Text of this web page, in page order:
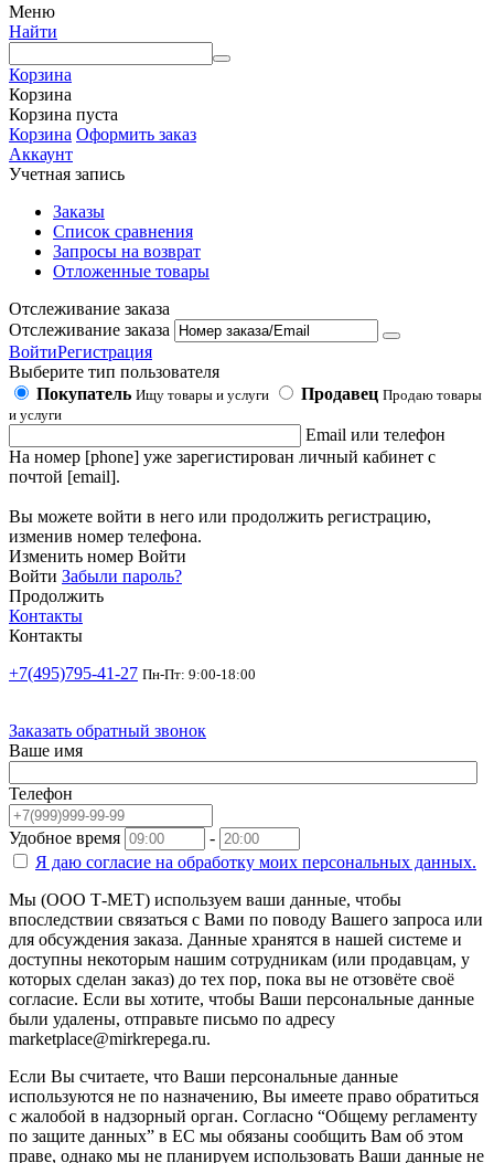
Меню
Найти
Корзина
Корзина
Корзина пуста
Корзина Оформить заказ
Аккаунт
Учетная запись
Заказы
Список сравнения
Запросы на возврат
Отложенные товары
Отслеживание заказа
Отслеживание заказа
ВойтиРегистрация
Выберите тип пользователя
Покупатель Ищу товары и услуги Продавец Продаю товары
и услуги
Email или телефон
На номер [phone] уже зарегистирован личный кабинет с
почтой [email].
Вы можете войти в него или продолжить регистрацию,
изменив номер телефона.
Изменить номер Войти
Войти Забыли пароль?
Продолжить
Контакты
Контакты
+7(495)795-41-27 Пн-Пт: 9:00-18:00
Заказать обратный звонок
Ваше имя
Телефон
Удобное время
-
Я даю согласие на обработку моих персональных данных.
Мы (ООО Т-МЕТ) используем ваши данные, чтобы
впоследствии связаться с Вами по поводу Вашего запроса или
для обсуждения заказа. Данные хранятся в нашей системе и
доступны некоторым нашим сотрудникам (или продавцам, у
которых сделан заказ) до тех пор, пока вы не отзовёте своё
согласие. Если вы хотите, чтобы Ваши персональные данные
были удалены, отправьте письмо по адресу
marketplace@mirkrepega.ru.
Если Вы считаете, что Ваши персональные данные
используются не по назначению, Вы имеете право обратиться
с жалобой в надзорный орган. Согласно “Общему регламенту
по защите данных” в ЕС мы обязаны сообщить Вам об этом
праве, однако мы не планируем использовать Ваши данные не